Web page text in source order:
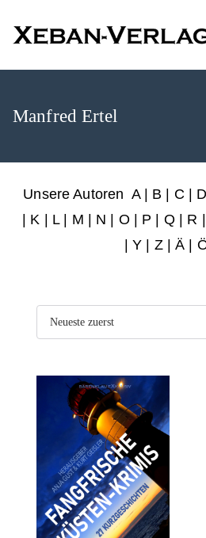
Manfred Ertel
Unsere Autoren A| B C D
K L| M N O P Q| R
Y Z|Ä |